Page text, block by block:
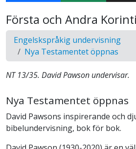
Första och Andra
Engelskspråkig undervisning
Nya Testamentet öppnas
NT 13/35. David Pawson undervisar.
Nya Testamentet öppnas
David Pawsons inspirerande och
bibelundervisning, bok för bok.